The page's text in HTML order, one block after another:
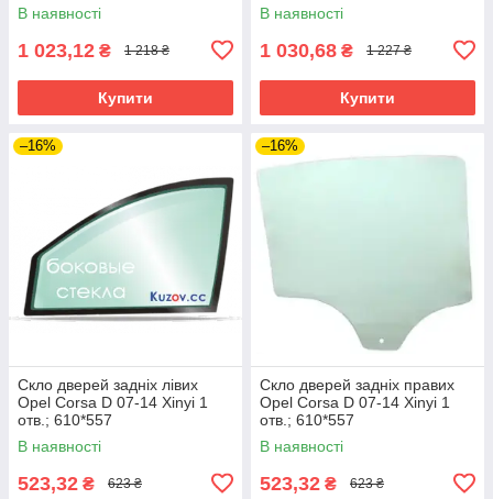
В наявності
1 023,12 ₴ 1 218 ₴
Купити
В наявності
1 030,68 ₴ 1 227 ₴
Купити
–16%
Скло дверей задніх лівих
Opel Corsa D 07-14 Xinyi 1
отв.; 610*557
В наявності
523,32 ₴ 623 ₴
–16%
Скло дверей задніх правих
Opel Corsa D 07-14 Xinyi 1
отв.; 610*557
В наявності
523,32 ₴ 623 ₴